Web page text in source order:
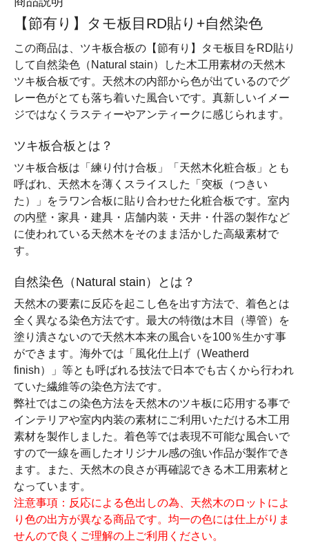
【節有り】タモ板目RD貼り+自然染色
この商品は、ツキ板合板の【節有り】タモ板目をRD貼り
して自然染色（Natural stain）した木工用素材の天然木
ツキ板合板です。天然木の内部から色が出ているのでグ
レー色がとても落ち着いた風合いです。真新しいイメー
ジではなくラスティーやアンティークに感じられます。
ツキ板合板とは？
ツキ板合板は「練り付け合板」「天然木化粧合板」とも
呼ばれ、天然木を薄くスライスした「突板（つきい
た）」をラワン合板に貼り合わせた化粧合板です。室内
の内壁・家具・建具・店舗内装・天井・什器の製作など
に使われている天然木をそのまま活かした高級素材で
す。
自然染色（Natural stain）とは？
天然木の要素に反応を起こし色を出す方法で、着色とは
全く異なる染色方法です。最大の特徴は木目（導管）を
塗り潰さないので天然木本来の風合いを100％生かす事
ができます。海外では「風化仕上げ（Weatherd
finish）」等とも呼ばれる技法で日本でも古くから行われ
ていた繊維等の染色方法です。
弊社ではこの染色方法を天然木のツキ板に応用する事で
インテリアや室内内装の素材にご利用いただける木工用
素材を製作しました。着色等では表現不可能な風合いで
すので一線を画したオリジナル感の強い作品が製作でき
ます。また、天然木の良さが再確認できる木工用素材と
なっています。
注意事項：反応による色出しの為、天然木のロットによ
り色の出方が異なる商品です。均一の色には仕上がりま
せんので良くご理解の上ご利用ください。